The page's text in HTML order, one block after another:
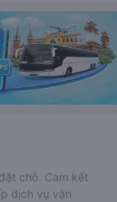
chỗ. Cam kết
dịch vụ vận